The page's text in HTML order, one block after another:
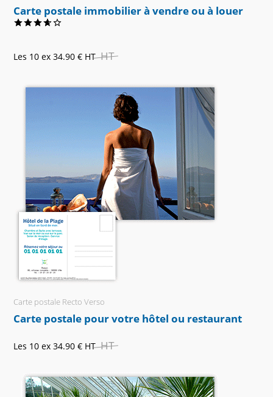
Carte postale immobilier à vendre ou à louer
Les 10 ex 34.90 € HT HT
Carte postale Recto Verso
Carte postale pour votre hôtel ou restaurant
Les 10 ex 34.90 € HT HT